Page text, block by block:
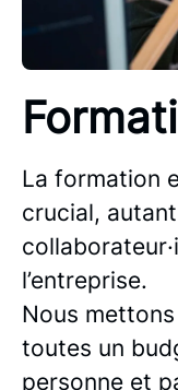
La formation
crucial,
l’entreprise.
Nous
toutes un
personne et